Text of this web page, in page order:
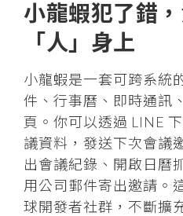
小龍蝦犯了錯
「人」身上
小龍蝦是一套可跨系統
件、行事曆、即時通訊
頁。你可以透過 LINE
議資料，發送下次會議
出會議紀錄、開啟日曆
用公司郵件寄出邀請。
球開發者社群，不斷擴